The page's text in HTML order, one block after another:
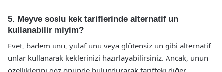
5. Meyve soslu kek tariflerinde alternatif un
kullanabilir miyim?
Evet, badem unu, yulaf unu veya glütensiz un gibi alternatif
unlar kullanarak keklerinizi hazırlayabilirsiniz. Ancak, unun
özelliklerini göz önünde bulundurarak tarifteki diğer